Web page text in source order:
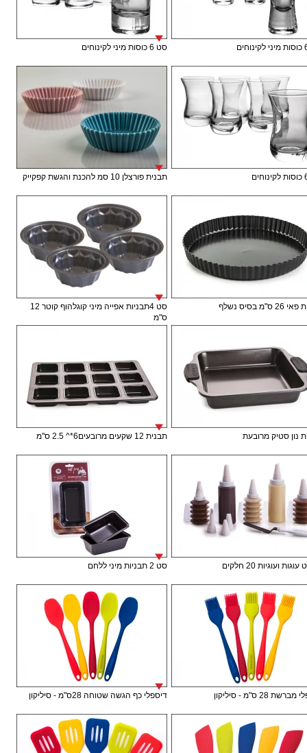
סט 6 כוסות מיני לקינוחים
תבנית פורצלן 10 סמ להכנת והגשת קפקייק
בסיס נשלף
סט 4תבניות אפייה מיני קוגלהוף קוטר 12
ס"מ
נון סטיק מרובעת תבנית 12 שקעים מרובעים6*^ 2.5 ס"מ
ועוגיות 20 חלקים סט 2 תבניות מיני ללחם
28 ס"מ - סיליקון דיספלי כף הגשה שטוחה 28ס"מ - סיליקון